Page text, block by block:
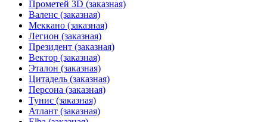
Прометей 3D (заказная)
Валенс (заказная)
Меккано (заказная)
Легион (заказная)
Президент (заказная)
Вектор (заказная)
Эталон (заказная)
Цитадель (заказная)
Персона (заказная)
Тунис (заказная)
Атлант (заказная)